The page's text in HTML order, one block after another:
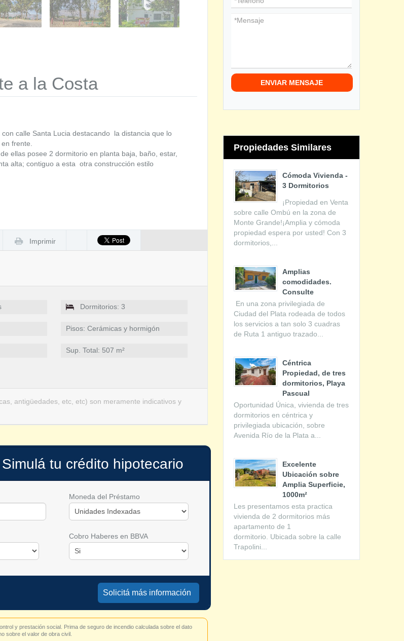
a la Costa
calle Santa Lucia destacando la distancia que lo
frente.
ellas posee 2 dormitorio en planta baja, baño, estar,
alta; contiguo a esta otra construcción estilo
Imprimir
Dormitorios: 3
Pisos: Cerámicas y hormigón
Sup. Total: 507 m²
antigüedades, etc, etc) son meramente indicativos y
Simulá tu crédito hipotecario
Moneda del Préstamo
Cobro Haberes en BBVA
Solicitá más información
y prestación social. Prima de seguro de incendio calculada sobre el dato
sobre el valor de obra civil.
ENVIAR MENSAJE
Propiedades Similares
Cómoda Vivienda -
3 Dormitorios
¡Propiedad en Venta
sobre calle Ombú en la zona de
Monte Grande!¡Amplia y cómoda
propiedad espera por usted! Con 3
dormitorios,...
Amplias
comodidades.
Consulte
En una zona privilegiada de
Ciudad del Plata rodeada de todos
los servicios a tan solo 3 cuadras
de Ruta 1 antiguo trazado...
Céntrica
Propiedad, de tres
dormitorios, Playa
Pascual
Oportunidad Única, vivienda de tres
dormitorios en céntrica y
privilegiada ubicación, sobre
Avenida Río de la Plata a...
Excelente
Ubicación sobre
Amplia Superficie,
1000m²
Les presentamos esta practica
vivienda de 2 dormitorios más
apartamento de 1
dormitorio. Ubicada sobre la calle
Trapolini...